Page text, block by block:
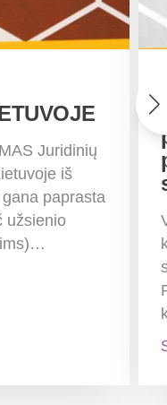
Juridinių
iš
paprasta
užsienio